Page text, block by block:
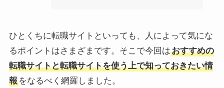
ひとくちに転職サイトといっても、人によって気にな
るポイントはさまざまです。そこで今回はおすすめの
転職サイトと転職サイトを使う上で知っておきたい情
報をなるべく網羅しました。